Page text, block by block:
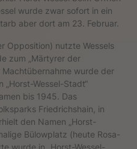
wurde zwar sofort in ein
aber dort am 23. Februar.
Opposition) nutzte Wessels
zum „Märtyrer der
wurde der
„Horst-Wessel-Stadt“
bis 1945. Das
Friedrichshain, in
den Namen „Horst-
Bülowplatz (heute Rosa-
wurde in „Horst-Wessel-